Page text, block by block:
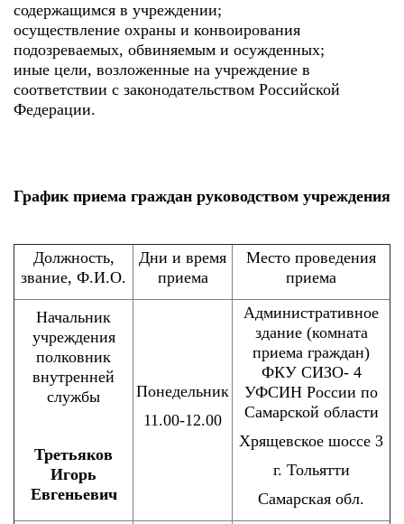
содержащимся в учреждении;
осуществление охраны и конвоирования
подозреваемых, обвиняемым и осужденных;
иные цели, возложенные на учреждение в
соответствии с законодательством Российской
Федерации.
График приема граждан руководством учреждения
Должность,
звание, Ф.И.О.
Дни и время
приема
Место проведения
приема
Начальник
учреждения
полковник
внутренней
службы
Третьяков
Игорь
Евгеньевич
Понедельник
11.00-12.00
Административное
здание (комната
приема граждан)
ФКУ СИЗО- 4
УФСИН России по
Самарской области
Хрящевское шоссе 3
г. Тольятти
Самарская обл.